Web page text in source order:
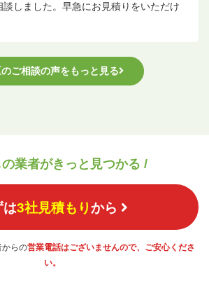
談しました。早急にお見積りをいただけ
ご相談の声をもっと見る
業者がきっと見つかる /
は3社見積もりから
らの営業電話はございませんので、ご安心くださ
い。